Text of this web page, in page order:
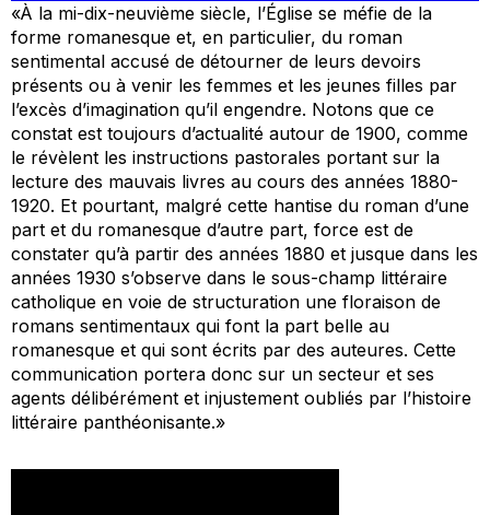
«À la mi-dix-neuvième siècle, l’Église se méfie de la
forme romanesque et, en particulier, du roman
sentimental accusé de détourner de leurs devoirs
présents ou à venir les femmes et les jeunes filles par
l’excès d’imagination qu’il engendre. Notons que ce
constat est toujours d’actualité autour de 1900, comme
le révèlent les instructions pastorales portant sur la
lecture des mauvais livres au cours des années 1880-
1920. Et pourtant, malgré cette hantise du roman d’une
part et du romanesque d’autre part, force est de
constater qu’à partir des années 1880 et jusque dans les
années 1930 s’observe dans le sous-champ littéraire
catholique en voie de structuration une floraison de
romans sentimentaux qui font la part belle au
romanesque et qui sont écrits par des auteures. Cette
communication portera donc sur un secteur et ses
agents délibérément et injustement oubliés par l’histoire
littéraire panthéonisante.»